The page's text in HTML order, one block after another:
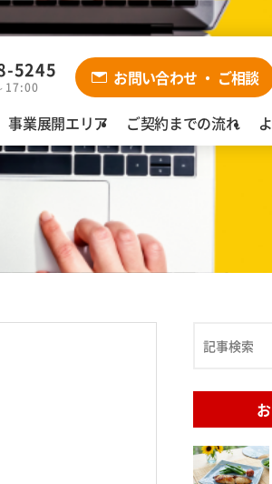
5245
17:00 お問い合わせ ・ ご相談
事業展開エリア ご契約までの流れ
お見積り依頼
け住宅
導入事例